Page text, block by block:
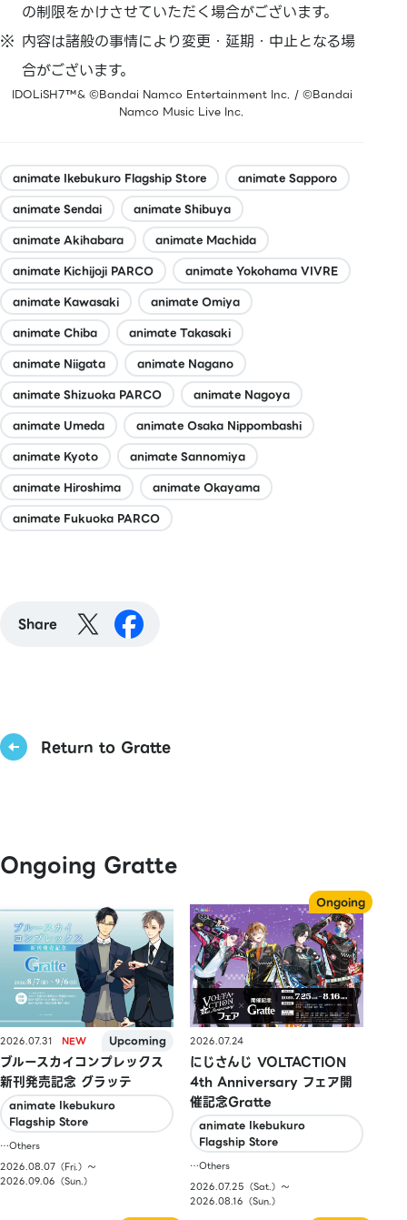
の制限をかけさせていただく場合がございます。
内容は諸般の事情により変更・延期・中止となる場
合がございます。
IDOLiSH7™& ©Bandai Namco Entertainment Inc. / ©Bandai
Namco Music Live Inc.
animate Ikebukuro Flagship Store
animate Sapporo
animate Sendai
animate Shibuya
animate Akihabara
animate Machida
animate Kichijoji PARCO
animate Yokohama VIVRE
animate Kawasaki
animate Omiya
animate Chiba
animate Takasaki
animate Niigata
animate Nagano
animate Shizuoka PARCO
animate Nagoya
animate Umeda
animate Osaka Nippombashi
animate Kyoto
animate Sannomiya
animate Hiroshima
animate Okayama
animate Fukuoka PARCO
Share
Return to Gratte
Ongoing Gratte
2026.07.31
ブルースカイコンプレックス
新刊発売記念 グラッテ
animate Ikebukuro
Flagship Store
…Others
2026.08.07（Fri.）〜
2026.09.06（Sun.）
2026.07.24
にじさんじ VOLTACTION
4th Anniversary フェア開
催記念Gratte
animate Ikebukuro
Flagship Store
…Others
2026.07.25（Sat.）〜
2026.08.16（Sun.）